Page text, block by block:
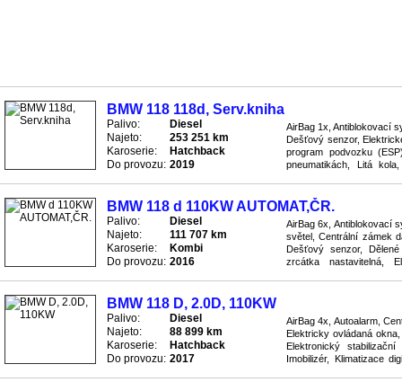
BMW 118 118d, Serv.kniha
Palivo:
Diesel
Najeto:
253 251 km
Karoserie:
Hatchback
Do provozu: 2019
AirBag 1x, Antiblokovací
Dešťový senzor,
program podvozku
pneumatikách, Litá
BMW 118 d 110KW AUTOMAT,ČR.
Palivo:
Diesel
Najeto:
111 707 km
Karoserie:
Kombi
Do provozu: 2016
AirBag 6x, Antiblokovací
světel, Centrální zámek
Dešťový senzor,
zrcátka nastavitelná,
BMW 118 D, 2.0D, 110KW
Palivo:
Diesel
Najeto:
88 899 km
Karoserie:
Hatchback
Do provozu: 2017
AirBag 4x, Autoalarm,
Elektricky ovládaná
Elektronický
Imobilizér, Klimatizace